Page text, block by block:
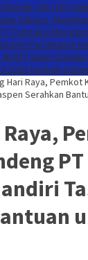
KKJ NTT
Sukses,
Transaksi
Pertahanan
NTT Gelar
2026 Tumbuh
Hari Raya, Pemkot
Serahkan